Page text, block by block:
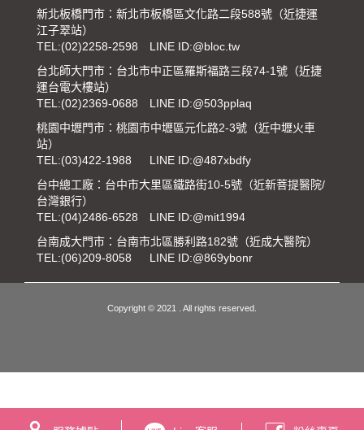
新北板橋門市：新北市板橋區文化路二段588號（近捷運
江子翠站）
TEL:(02)2258-2598
LINE ID:@bloc.tw
台北師大門市：台北市中正區羅斯福路三段74-1號（近捷
運台電大樓站）
TEL:(02)2369-0688
LINE ID:@503pplaq
桃園中壢門市：桃園市中壢區元化路2-3號（近中壢火車
站）
TEL:(03)422-1988
LINE ID:@487xbdfy
台中總工廠：台中市大里區鐵路街10-5號（近新菩提醫院/
台灣銀行）
TEL:(04)2486-6528
LINE ID:@mit1994
台南成大門市：台南市北區勝利路182號（近成大醫院）
TEL:(06)209-8058 LINE ID:@869ybonr
Copyright © 2021 . All rights reserved.